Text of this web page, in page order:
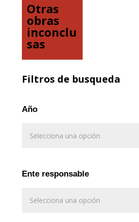
Otras
obras
inconclu
sas
Filtros de busqueda
Año
Ente responsable